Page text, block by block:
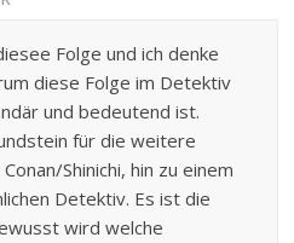
Folge und ich denke
diese Folge im Detektiv
und bedeutend ist.
für die weitere
Shinichi, hin zu einem
Detektiv. Es ist die
wird welche